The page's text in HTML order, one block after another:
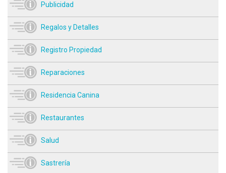
Publicidad
Regalos y Detalles
Registro Propiedad
Reparaciones
Residencia Canina
Restaurantes
Salud
Sastrería